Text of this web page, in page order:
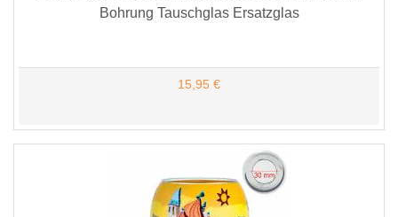
Bohrung Tauschglas Ersatzglas
15,95 €